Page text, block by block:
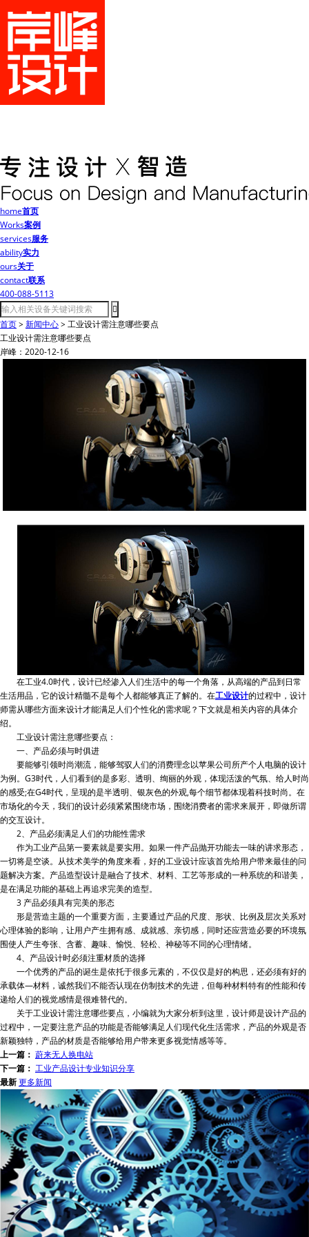
home首页
Works案例
services服务
ability实力
ours关于
contact联系
400-088-5113
首页> 新闻中心> 工业设计需注意哪些要点
工业设计需注意哪些要点
岸峰：2020-12-16
在工业4.0时代，设计已经渗入人们生活中的每一个角落，从高端的产品到日常
生活用品，它的设计精髓不是每个人都能够真正了解的。在工业设计的过程中，设计
师需从哪些方面来设计才能满足人们个性化的需求呢？下文就是相关内容的具体介
绍。
工业设计需注意哪些要点：
一、产品必须与时俱进
要能够引领时尚潮流，能够驾驭人们的消费理念以苹果公司所产个人电脑的设计
为例。G3时代，人们看到的是多彩、透明、绚丽的外观，体现活泼的气氛、给人时尚
的感受;在G4时代，呈现的是半透明、银灰色的外观,每个细节都体现着科技时尚。在
市场化的今天，我们的设计必须紧紧围绕市场，围绕消费者的需求来展开，即做所谓
的交互设计。
2、产品必须满足人们的功能性需求
作为工业产品第一要素就是要实用。如果一件产品抛开功能去一味的讲求形态，
一切将是空谈。从技术美学的角度来看，好的工业设计应该首先给用户带来最佳的问
题解决方案。产品造型设计是融合了技术、材料、工艺等形成的一种系统的和谐美，
是在满足功能的基础上再追求完美的造型。
3 产品必须具有完美的形态
形是营造主题的一个重要方面，主要通过产品的尺度、形状、比例及层次关系对
心理体验的影响，让用户产生拥有感、成就感、亲切感，同时还应营造必要的环境氛
围使人产生夸张、含蓄、趣味、愉悦、轻松、神秘等不同的心理情绪。
4、产品设计时必须注重材质的选择
一个优秀的产品的诞生是依托于很多元素的，不仅仅是好的构思，还必须有好的
承载体—材料，诚然我们不能否认现在仿制技术的先进，但每种材料特有的性能和传
递给人们的视觉感情是很难替代的。
关于工业设计需注意哪些要点，小编就为大家分析到这里，设计师是设计产品的
过程中，一定要注意产品的功能是否能够满足人们现代化生活需求，产品的外观是否
新颖独特，产品的材质是否能够给用户带来更多视觉情感等等。
上一篇： 蔚来无人换电站
下一篇： 工业产品设计专业知识分享
最新更多新闻